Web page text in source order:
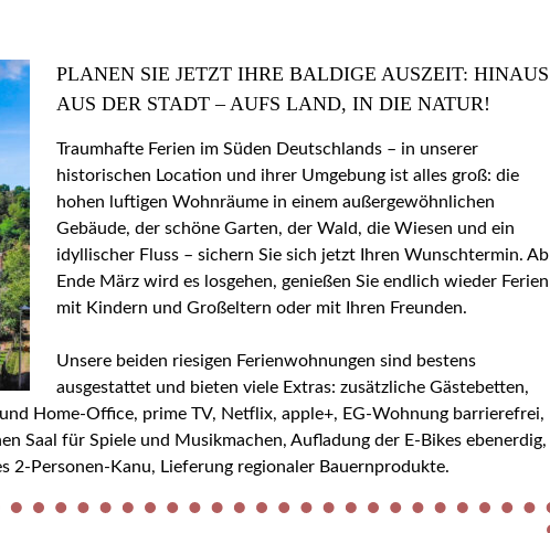
PLANEN SIE JETZT IHRE BALDIGE AUSZEIT: HINAUS
AUS DER STADT – AUFS LAND, IN DIE NATUR!
Traumhafte Ferien im Süden Deutschlands – in unserer
historischen Location und ihrer Umgebung ist alles groß: die
hohen luftigen Wohnräume in einem außergewöhnlichen
Gebäude, der schöne Garten, der Wald, die Wiesen und ein
idyllischer Fluss – sichern Sie sich jetzt Ihren Wunschtermin. Ab
Ende März wird es losgehen, genießen Sie endlich wieder Ferien
mit Kindern und Großeltern oder mit Ihren Freunden.
Unsere beiden riesigen Ferienwohnungen sind bestens
ausgestattet und bieten viele Extras: zusätzliche Gästebetten,
Home-Office, prime TV, Netflix, apple+, EG-Wohnung barrierefrei,
Saal für Spiele und Musikmachen, Aufladung der E-Bikes ebenerdig,
2-Personen-Kanu, Lieferung regionaler Bauernprodukte.